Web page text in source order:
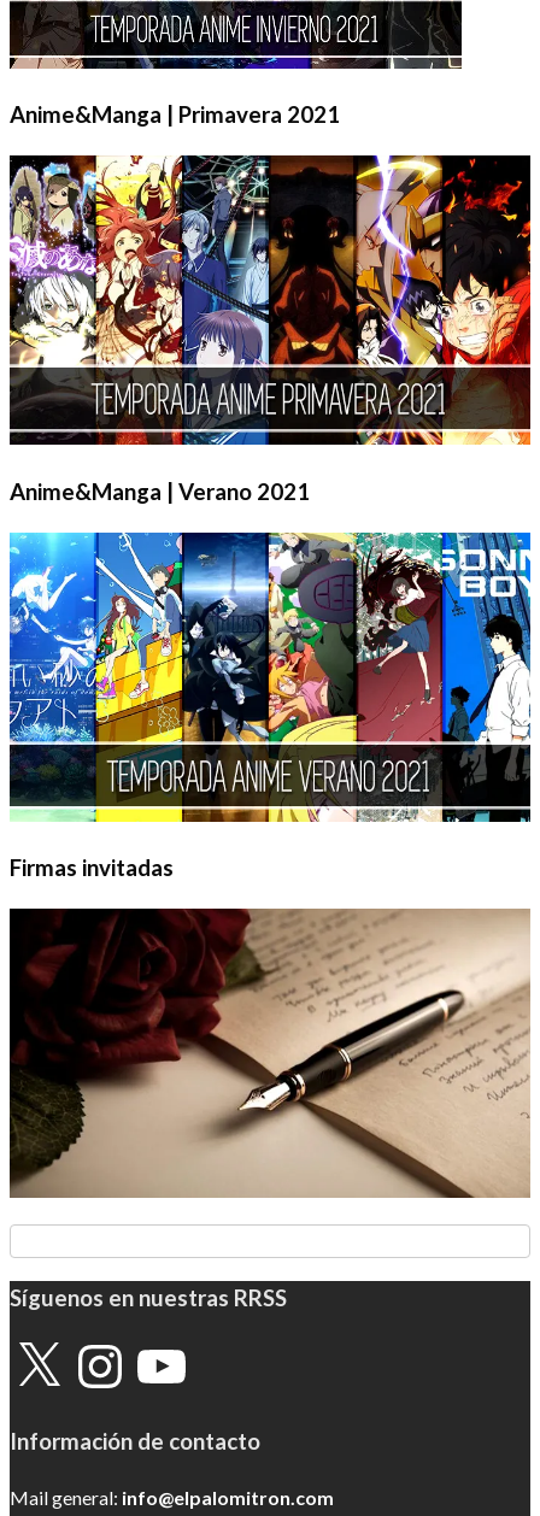
Anime&Manga | Primavera 2021
Anime&Manga | Verano 2021
Firmas invitadas
Síguenos en nuestras RRSS
X InstagramYouTube
Información de contacto
Mail general: info@elpalomitron.com